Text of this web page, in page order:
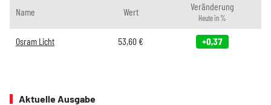
Name Wert Veränderung
Heute in %
Osram Licht 53,60 € +0,37
Aktuelle Ausgabe